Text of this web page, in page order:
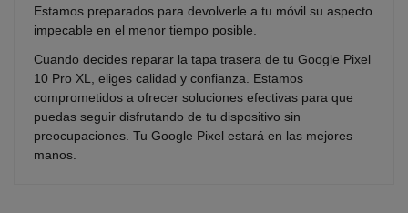
Estamos preparados para devolverle a tu móvil su aspecto
impecable en el menor tiempo posible.
Cuando decides reparar la tapa trasera de tu Google Pixel
10 Pro XL, eliges calidad y confianza. Estamos
comprometidos a ofrecer soluciones efectivas para que
puedas seguir disfrutando de tu dispositivo sin
preocupaciones. Tu Google Pixel estará en las mejores
manos.